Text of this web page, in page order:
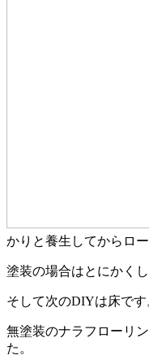
かりと養生してからロー
塗装の場合はとにかく
そして次のDIYは床です
無塗装のナラフローリ
た。